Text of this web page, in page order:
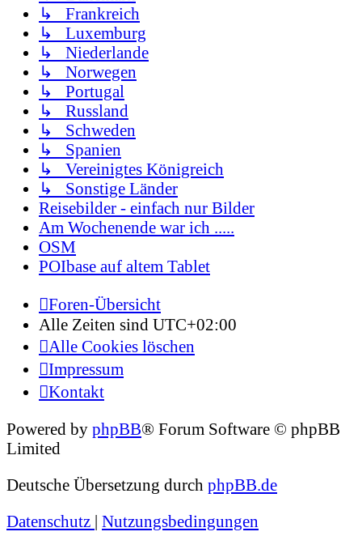
↳ Frankreich
↳ Luxemburg
↳ Niederlande
↳ Norwegen
↳ Portugal
↳ Russland
↳ Schweden
↳ Spanien
↳ Vereinigtes Königreich
↳ Sonstige Länder
Reisebilder - einfach nur Bilder
Am Wochenende war ich .....
OSM
POIbase auf altem Tablet
Foren-Übersicht
Alle Zeiten sind UTC+02:00
Alle Cookies löschen
Impressum
Kontakt
Powered by phpBB® Forum Software © phpBB
Limited
Deutsche Übersetzung durch phpBB.de
Datenschutz | Nutzungsbedingungen